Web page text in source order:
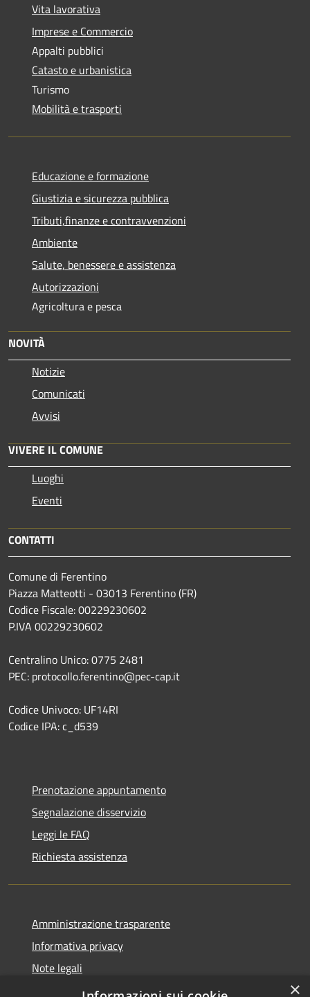
Vita lavorativa
Imprese e Commercio
Appalti pubblici
Catasto e urbanistica
Turismo
Mobilità e trasporti
Educazione e formazione
Giustizia e sicurezza pubblica
Tributi,finanze e contravvenzioni
Ambiente
Salute, benessere e assistenza
Autorizzazioni
Agricoltura e pesca
NOVITÀ
Notizie
Comunicati
Avvisi
VIVERE IL COMUNE
Luoghi
Eventi
CONTATTI
Comune di Ferentino
Piazza Matteotti - 03013 Ferentino (FR)
Codice Fiscale: 00229230602
P.IVA 00229230602
Centralino Unico: 0775 2481
PEC: protocollo.ferentino@pec-cap.it
Codice Univoco: UF14RI
Codice IPA: c_d539
Prenotazione appuntamento
Segnalazione disservizio
Leggi le FAQ
Richiesta assistenza
Amministrazione trasparente
Informativa privacy
Note legali
Dichiarazione di accessibilità
×